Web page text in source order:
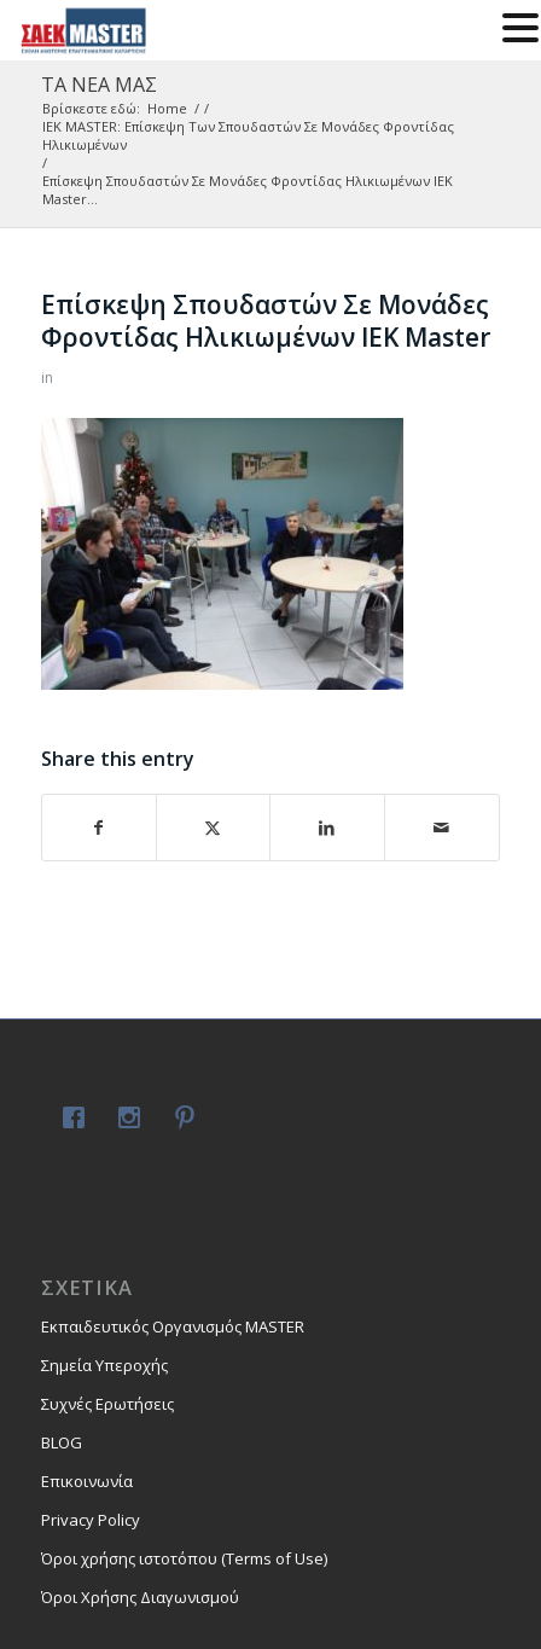
ΤΑ ΝΕΑ ΜΑΣ
Βρίσκεστε εδώ: Home / /
IEK MASTER: Επίσκεψη Των Σπουδαστών Σε Μονάδες Φροντίδας
Ηλικιωμένων
/
Επίσκεψη Σπουδαστών Σε Μονάδες Φροντίδας Ηλικιωμένων ΙΕΚ
Master...
Επίσκεψη Σπουδαστών Σε Μονάδες
Φροντίδας Ηλικιωμένων ΙΕΚ Master
in
Share this entry
ΣΧΕΤΙΚΑ
Εκπαιδευτικός Οργανισμός MASTER
Σημεία Υπεροχής
Συχνές Ερωτήσεις
BLOG
Επικοινωνία
Privacy Policy
Όροι χρήσης ιστοτόπου (Terms of Use)
Όροι Χρήσης Διαγωνισμού